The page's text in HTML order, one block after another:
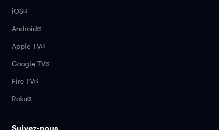
iOS
Android
Apple TV
Google TV
Fire TV
Roku
Suivez-nous